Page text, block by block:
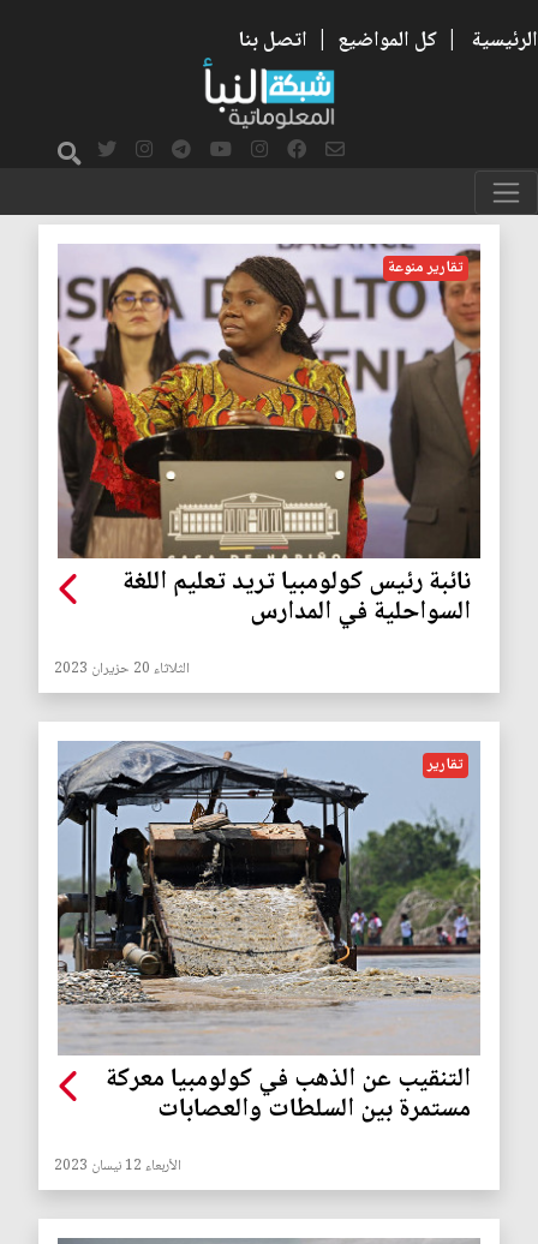
الرئيسية | كل المواضيع | اتصل بنا
كولومبيا
تقارير منوعة
نائبة رئيس كولومبيا تريد تعليم اللغة
السواحلية في المدارس
الثلاثاء 20 حزيران 2023
تقارير
التنقيب عن الذهب في كولومبيا معركة
مستمرة بين السلطات والعصابات
الأربعاء 12 نيسان 2023